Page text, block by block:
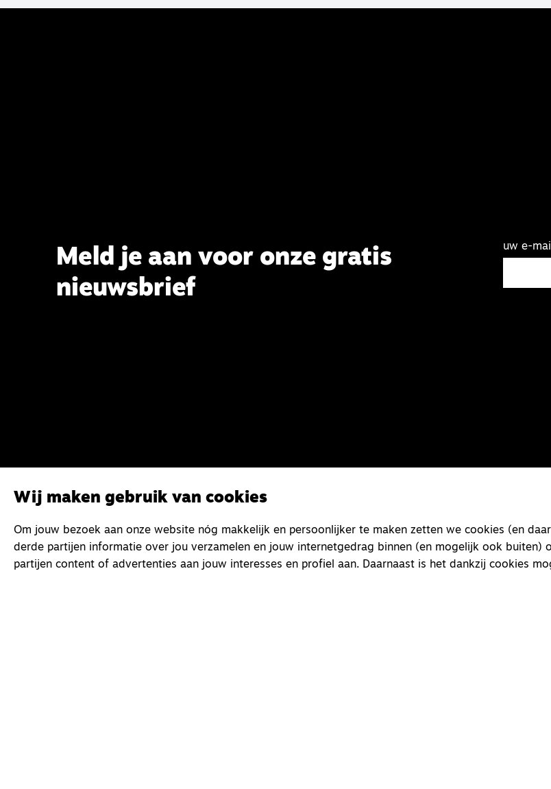
2023 de opdracht om haar analyse
Meld je aan voor onze gratis
nieuwsbrief
uw e-
Wij maken gebruik van cookies
Om jouw bezoek aan onze website nóg makkelijk en persoonlijker te maken zetten we cookies (en
derde partijen informatie over jou verzamelen en jouw internetgedrag binnen (en mogelijk ook buiten)
partijen content of advertenties aan jouw interesses en profiel aan. Daarnaast is het dankzij cookies